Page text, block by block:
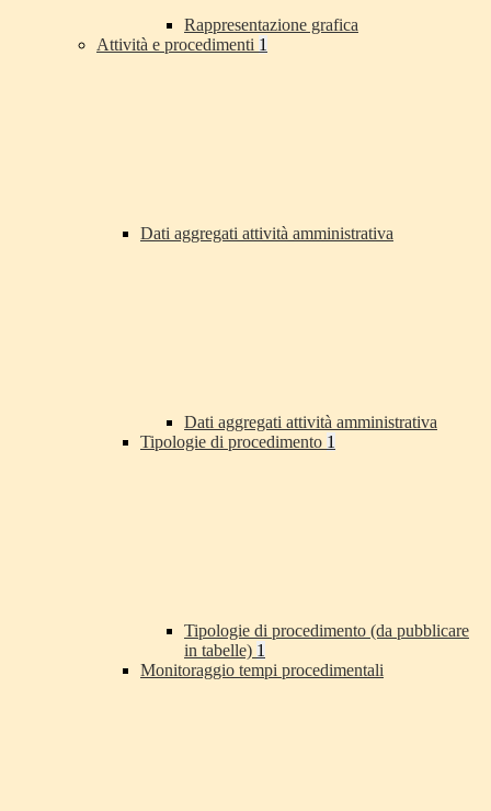
Rappresentazione grafica
Attività e procedimenti 1
Dati aggregati attività amministrativa
Dati aggregati attività amministrativa
Tipologie di procedimento 1
Tipologie di procedimento (da pubblicare
in tabelle) 1
Monitoraggio tempi procedimentali